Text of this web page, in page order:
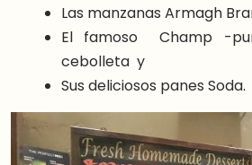
Las manzanas Armagh
El famoso Champ -
cebolleta y
Sus deliciosos panes Soda.